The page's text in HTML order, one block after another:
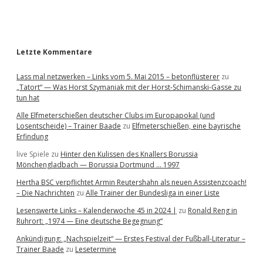
Letzte Kommentare
Lass mal netzwerken – Links vom 5. Mai 2015 – betonflüsterer zu
„Tatort“ — Was Horst Szymaniak mit der Horst-Schimanski-Gasse zu
tun hat
Alle Elfmeterschießen deutscher Clubs im Europapokal (und
Losentscheide) – Trainer Baade zu Elfmeterschießen, eine bayrische
Erfindung
live Spiele zu Hinter den Kulissen des Knallers Borussia
Mönchengladbach — Borussia Dortmund … 1997
Hertha BSC verpflichtet Armin Reutershahn als neuen Assistenzcoach!
– Die Nachrichten zu Alle Trainer der Bundesliga in einer Liste
Lesenswerte Links – Kalenderwoche 45 in 2024 | zu Ronald Reng in
Ruhrort: „1974 — Eine deutsche Begegnung“
Ankündigung: „Nachspielzeit“ — Erstes Festival der Fußball-Literatur –
Trainer Baade zu Lesetermine